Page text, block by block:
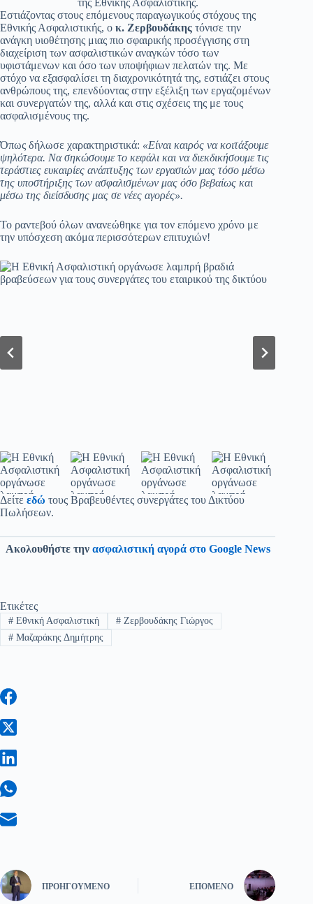
της Εθνικής Ασφαλιστικής.
Εστιάζοντας στους επόμενους παραγωγικούς στόχους της
Εθνικής Ασφαλιστικής, ο κ. Ζερβουδάκης τόνισε την
ανάγκη υιοθέτησης μιας πιο σφαιρικής προσέγγισης στη
διαχείριση των ασφαλιστικών αναγκών τόσο των
υφιστάμενων και όσο των υποψήφιων πελατών της. Με
στόχο να εξασφαλίσει τη διαχρονικότητά της, εστιάζει στους
ανθρώπους της, επενδύοντας στην εξέλιξη των εργαζομένων
και συνεργατών της, αλλά και στις σχέσεις της με τους
ασφαλισμένους της.
Όπως δήλωσε χαρακτηριστικά: «Είναι καιρός να κοιτάξουμε
ψηλότερα. Να σηκώσουμε το κεφάλι και να διεκδικήσουμε τις
τεράστιες ευκαιρίες ανάπτυξης των εργασιών μας τόσο μέσω
της υποστήριξης των ασφαλισμένων μας όσο βεβαίως και
μέσω της διείσδυσης μας σε νέες αγορές».
Το ραντεβού όλων ανανεώθηκε για τον επόμενο χρόνο με
την υπόσχεση ακόμα περισσότερων επιτυχιών!
Δείτε εδώ τους Βραβευθέντες συνεργάτες του Δικτύου
Πωλήσεων.
Ακολουθήστε την ασφαλιστική αγορά στο Google News
Ετικέτες
#Εθνική Ασφαλιστική #Ζερβουδάκης Γιώργος
#Μαζαράκης Δημήτρης
ΠΡΟΗΓΟΎΜΕΝΟ ΕΠΌΜΕΝΟ